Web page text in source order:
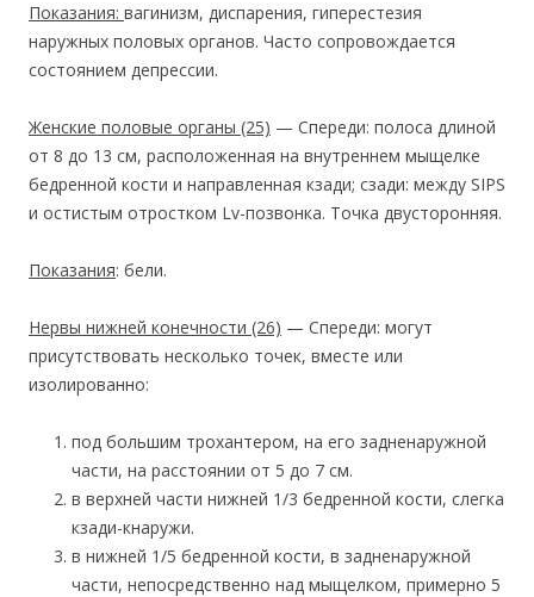
Показания: вагинизм, диспарения, гиперестезия
наружных половых органов. Часто сопровождается
состоянием депрессии.
Женские половые органы (25) — Спереди: полоса длиной
от 8 до 13 см, расположенная на внутреннем мыщелке
бедренной кости и направленная кзади; сзади: между SIPS
и остистым отростком Lv-позвонка. Точка двусторонняя.
Показания: бели.
Нервы нижней конечности (26) — Спереди: могут
присутствовать несколько точек, вместе или
изолированно:
под большим трохантером, на его задненаружной
части, на расстоянии от 5 до 7 см.
в верхней части нижней 1/3 бедренной кости, слегка
кзади-кнаружи.
в нижней 1/5 бедренной кости, в задненаружной
части, непосредственно над мыщелком, примерно 5